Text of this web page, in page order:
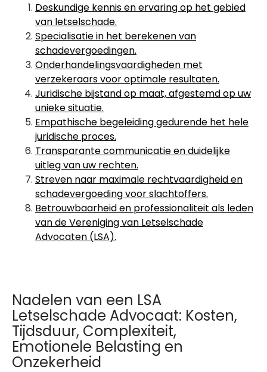
Deskundige kennis en ervaring op het gebied
van letselschade.
Specialisatie in het berekenen van
schadevergoedingen.
Onderhandelingsvaardigheden met
verzekeraars voor optimale resultaten.
Juridische bijstand op maat, afgestemd op uw
unieke situatie.
Empathische begeleiding gedurende het hele
juridische proces.
Transparante communicatie en duidelijke
uitleg van uw rechten.
Streven naar maximale rechtvaardigheid en
schadevergoeding voor slachtoffers.
Betrouwbaarheid en professionaliteit als leden
van de Vereniging van Letselschade
Advocaten (LSA).
Nadelen van een LSA
Letselschade Advocaat: Kosten,
Tijdsduur, Complexiteit,
Emotionele Belasting en
Onzekerheid